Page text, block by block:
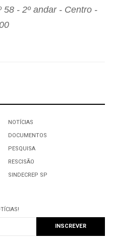
- 2º andar - Centro -
NOTÍCIAS
DOCUMENTOS
PESQUISA
RESCISÃO
SINDECREP SP